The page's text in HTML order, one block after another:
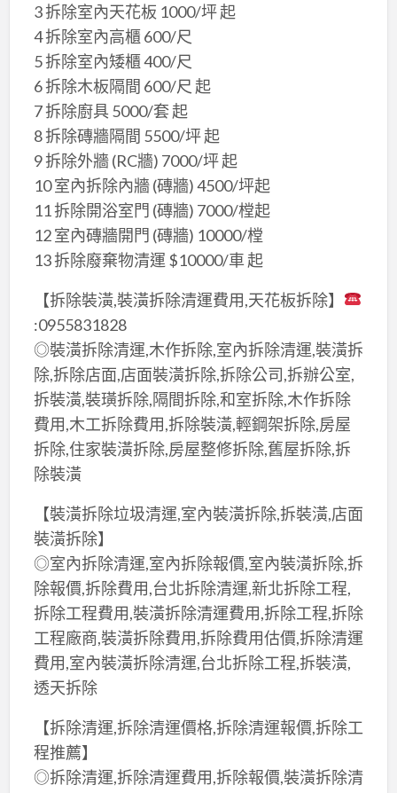
3 拆除室內天花板 1000/坪 起
4 拆除室內高櫃 600/尺
5 拆除室內矮櫃 400/尺
6 拆除木板隔間 600/尺 起
7 拆除廚具 5000/套 起
8 拆除磚牆隔間 5500/坪 起
9 拆除外牆 (RC牆) 7000/坪 起
10 室內拆除內牆 (磚牆) 4500/坪起
11 拆除開浴室門 (磚牆) 7000/樘起
12 室內磚牆開門 (磚牆) 10000/樘
13 拆除廢棄物清運 $10000/車 起
【拆除裝潢,裝潢拆除清運費用,天花板拆除】
:0955831828
◎裝潢拆除清運,木作拆除,室內拆除清運,裝潢拆
除,拆除店面,店面裝潢拆除,拆除公司,拆辦公室,
拆裝潢,裝璜拆除,隔間拆除,和室拆除,木作拆除
費用,木工拆除費用,拆除裝潢,輕鋼架拆除,房屋
拆除,住家裝潢拆除,房屋整修拆除,舊屋拆除,拆
除裝潢
【裝潢拆除垃圾清運,室內裝潢拆除,拆裝潢,店面
裝潢拆除】
◎室內拆除清運,室內拆除報價,室內裝潢拆除,拆
除報價,拆除費用,台北拆除清運,新北拆除工程,
拆除工程費用,裝潢拆除清運費用,拆除工程,拆除
工程廠商,裝潢拆除費用,拆除費用估價,拆除清運
費用,室內裝潢拆除清運,台北拆除工程,拆裝潢,
透天拆除
【拆除清運,拆除清運價格,拆除清運報價,拆除工
程推薦】
◎拆除清運,拆除清運費用,拆除報價,裝潢拆除清